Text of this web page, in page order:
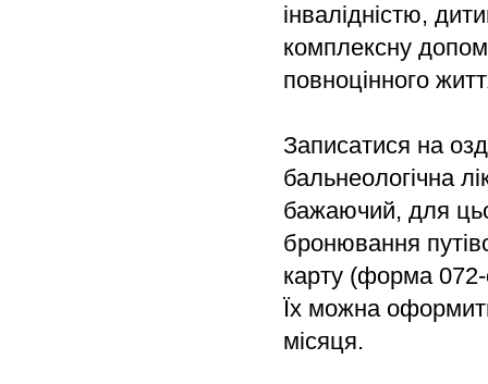
інвалідністю,
комплексну
повноцінного
Записатися на
бальнеологічна
бажаючий, для
бронювання
карту (форма
Їх можна
місяця.